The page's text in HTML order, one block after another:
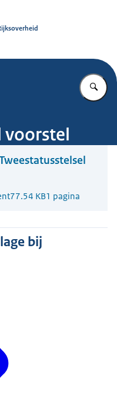
voorstel
77.54 KB1 pagina
bij